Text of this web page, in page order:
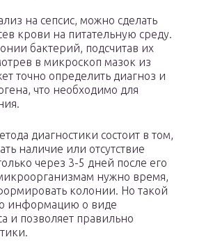
на сепсис, можно сделать
крови на питательную среду.
бактерий, подсчитав их
в микроскоп мазок из
точно определить диагноз и
что необходимо для
диагностики состоит в том,
наличие или отсутствие
через 3-5 дней после его
нужно время,
колонии. Но такой
информацию о виде
и позволяет правильно